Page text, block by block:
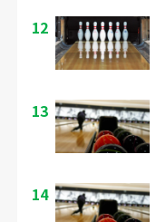
12
13
14